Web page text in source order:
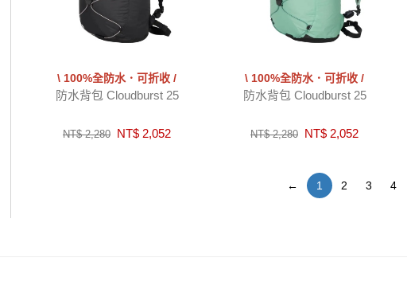
\ 100%全防水．可折收 /
防水背包 Cloudburst 25
NT$ 2,280 NT$ 2,052
\ 100%全防水．可折收 /
防水背包 Cloudburst 25
NT$ 2,280 NT$ 2,052
← 1 2 3 4